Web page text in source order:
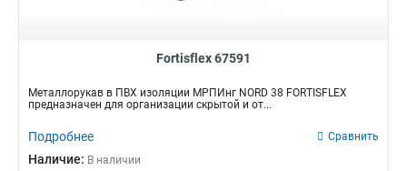
Fortisflex 67591
Металлорукав в ПВХ изоляции МРПИнг NORD 38 FORTISFLEX
предназначен для организации скрытой и от...
Подробнее Сравнить
Наличие: В наличии